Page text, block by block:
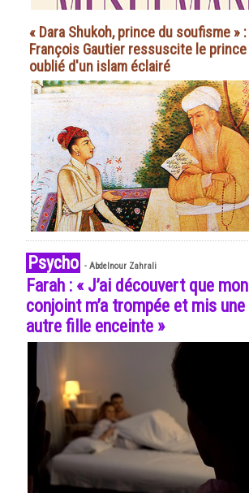
« Dara Shukoh, prince du soufisme » :
François Gautier ressuscite le prince
oublié d'un islam éclairé
Psycho - Abdelnour Zahrali
Farah : « J’ai découvert que mon
conjoint m’a trompée et mis une
autre fille enceinte »